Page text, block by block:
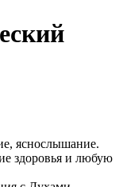
яснослышание.
здоровья и любую